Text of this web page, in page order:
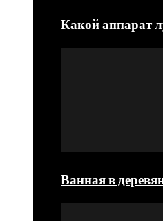
Какой аппарат
Ванная в